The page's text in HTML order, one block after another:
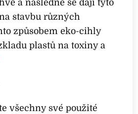
a následně se dají tyto
stavbu různých
způsobem eko-cihly
plastů na toxiny a
všechny své použité